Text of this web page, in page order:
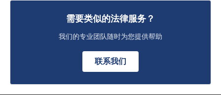
需要类似的法律服务？
我们的专业团队随时为您提供帮助
联系我们